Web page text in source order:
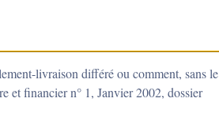
livraison différé ou comment, sans le
et financier n° 1, Janvier 2002, dossier